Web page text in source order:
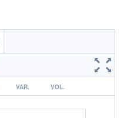
VAR. VOL.